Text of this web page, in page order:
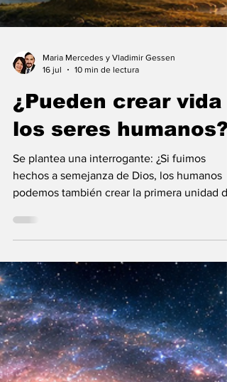
16 jul
10 min de lectura
¿Pueden crear vida
los seres humanos?
Se plantea una interrogante: ¿Si fuimos
la existencia?... “SpudCell”, una célula
sintética desarrollada en laboratorio abre
nueva era científica que desafía nuestras
ideas sobre la creación... ¿Podemos crear
biológica? Durante siglos creímos que la
mayor aspiración de la inteligencia humana
consistía en comprender la vida. Hoy